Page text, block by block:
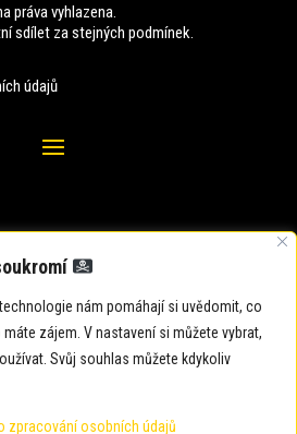
nám pomáhají si uvědomit, co
zájem. V nastavení si můžete vybrat,
Svůj souhlas můžete kdykoliv
zpracování osobních údajů
práva vyhlazena.
sdílet za stejných podmínek.
údajů
strana